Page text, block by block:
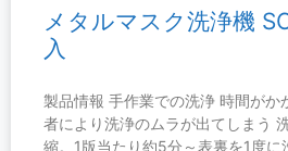
メタルマスク洗浄機
入
製品情報 手作業での洗浄 時間がか
者により洗浄のムラが出てしまう
縮。1版当たり約5分～表裏を1度